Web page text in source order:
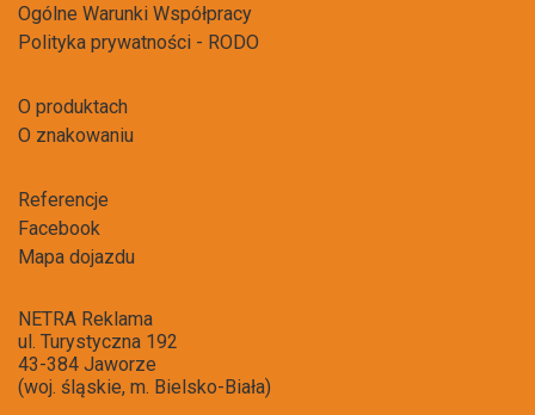
Ogólne Warunki Współpracy
Polityka prywatności - RODO
O produktach
O znakowaniu
Referencje
Facebook
Mapa dojazdu
NETRA Reklama
ul. Turystyczna 192
43-384 Jaworze
(woj. śląskie, m. Bielsko-Biała)